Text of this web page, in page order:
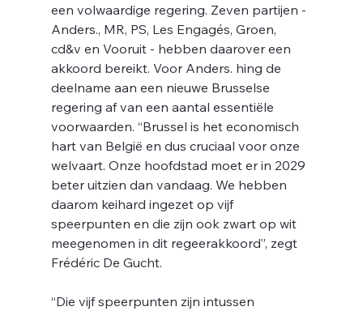
je
een volwaardige regering. Zeven partijen -
Anders., MR, PS, Les Engagés, Groen,
cd&v en Vooruit - hebben daarover een
akkoord bereikt. Voor Anders. hing de
deelname aan een nieuwe Brusselse
regering af van een aantal essentiële
voorwaarden. “Brussel is het economisch
hart van België en dus cruciaal voor onze
welvaart. Onze hoofdstad moet er in 2029
beter uitzien dan vandaag. We hebben
daarom keihard ingezet op vijf
speerpunten en die zijn ook zwart op wit
meegenomen in dit regeerakkoord”, zegt
Frédéric De Gucht.
“Die vijf speerpunten zijn intussen